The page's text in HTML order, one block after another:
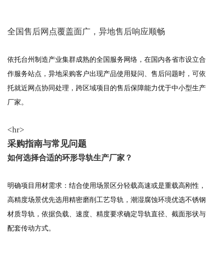
全国售后网点覆盖面广，异地售后响应顺畅
依托台州制造产业集群成熟的全国服务网络，在国内各省市设立合
作服务站点，异地采购客户出现产品使用疑问、售后问题时，可依
托就近网点协同处理，跨区域项目的售后保障能力优于中小型生产
厂家。
<hr>
采购指南与常见问题
如何选择合适的环形导轨生产厂家？
明确项目用材需求：结合使用场景区分轻载高速或是重载高刚性，
高精度场景优先选用精密磨削工艺导轨，潮湿腐蚀环境优选不锈钢
材质导轨，依据负载、速度、精度要求确定导轨直径、截面形状与
配套传动方式。